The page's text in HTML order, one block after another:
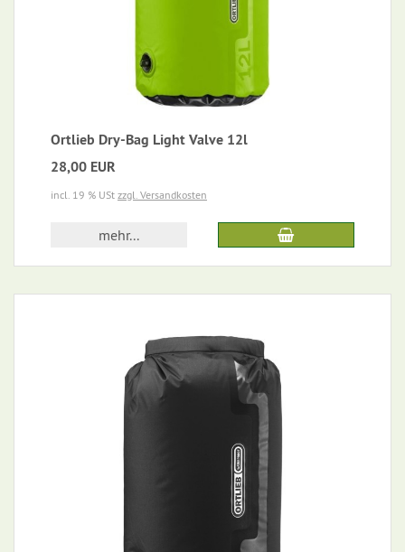
Ortlieb Dry-Bag Light Valve 12l
28,00 EUR
incl. 19 % USt zzgl. Versandkosten
mehr...